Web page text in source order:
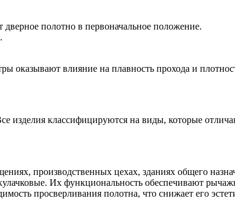
полотно в первоначальное положение.
оказывают влияние на плавность прохода и
изделия классифицируются на виды, которые
производственных цехах, зданиях общего
Их функциональность обеспечивают
просверливания полотна, что снижает его